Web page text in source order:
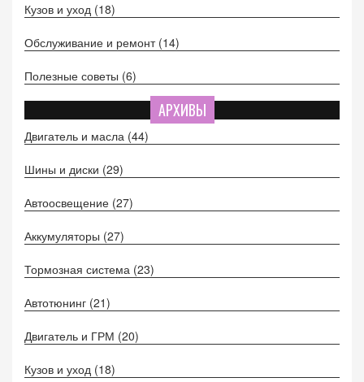
Кузов и уход (18)
Обслуживание и ремонт (14)
Полезные советы (6)
АРХИВЫ
Двигатель и масла (44)
Шины и диски (29)
Автоосвещение (27)
Аккумуляторы (27)
Тормозная система (23)
Автотюнинг (21)
Двигатель и ГРМ (20)
Кузов и уход (18)